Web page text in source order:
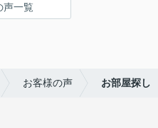
声一覧
お客様の声 お部屋探し